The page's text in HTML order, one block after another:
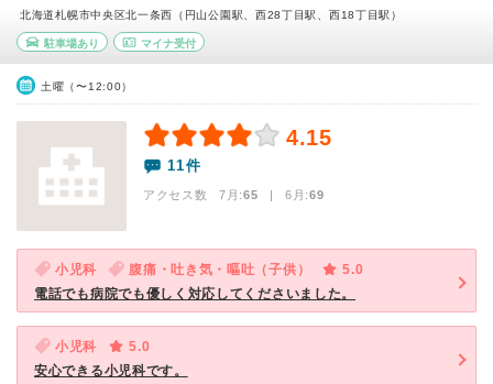
北海道札幌市中央区北一条西（円山公園駅、西28丁目駅、西18丁目駅）
駐車場あり マイナ受付
土曜（〜12:00）
4.15
11件
アクセス数 7月:65 | 6月:69
小児科 腹痛・吐き気・嘔吐（子供）
5.0
電話でも病院でも優しく対応してくださいました。
小児科
5.0
安心できる小児科です。